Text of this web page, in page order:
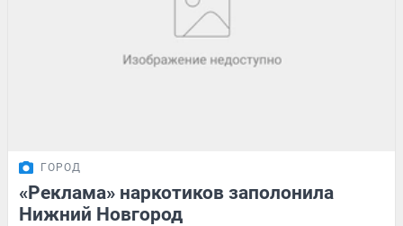
ГОРОД
«Реклама» наркотиков заполонила
Нижний Новгород